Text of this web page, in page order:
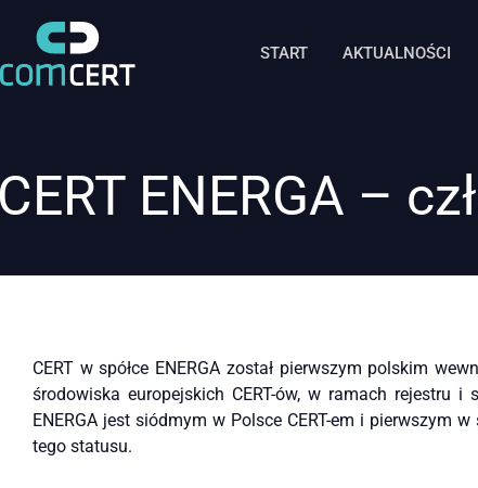
START AKTUALNOŚCI
ENERGA –
CERT w spółce ENERGA został pierwszym polskim
środowiska europejskich CERT-ów, w ramach rejestru
ENERGA jest siódmym w Polsce CERT-em i pierwszym
tego statusu.